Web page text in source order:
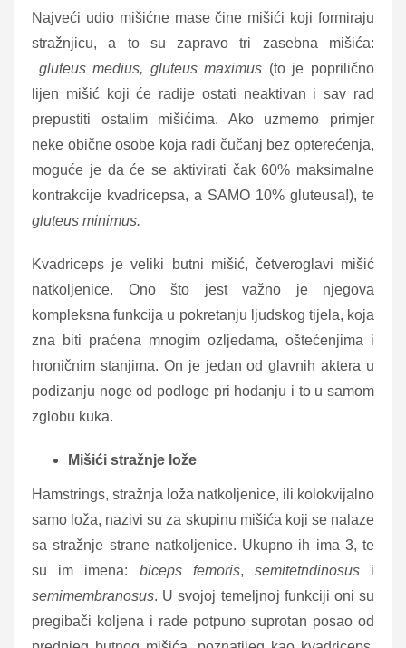
Najveći udio mišićne mase čine mišići koji formiraju
stražnjicu, a to su zapravo tri zasebna mišića:
gluteus medius, gluteus maximus (to je poprilično
lijen mišić koji će radije ostati neaktivan i sav rad
prepustiti ostalim mišićima. Ako uzmemo primjer
neke obične osobe koja radi čučanj bez opterećenja,
moguće je da će se aktivirati čak 60% maksimalne
kontrakcije kvadricepsa, a SAMO 10% gluteusa!), te
gluteus minimus.
Kvadriceps je veliki butni mišić, četveroglavi mišić
natkoljenice. Ono što jest važno je njegova
kompleksna funkcija u pokretanju ljudskog tijela, koja
zna biti praćena mnogim ozljedama, oštećenjima i
hroničnim stanjima. On je jedan od glavnih aktera u
podizanju noge od podloge pri hodanju i to u samom
zglobu kuka.
Mišići stražnje lože
Hamstrings, stražnja loža natkoljenice, ili kolokvijalno
samo loža, nazivi su za skupinu mišića koji se nalaze
sa stražnje strane natkoljenice. Ukupno ih ima 3, te
su im imena: biceps femoris, semitetndinosusi
semimembranosus. U svojoj temeljnoj funkciji oni su
pregibači koljena i rade potpuno suprotan posao od